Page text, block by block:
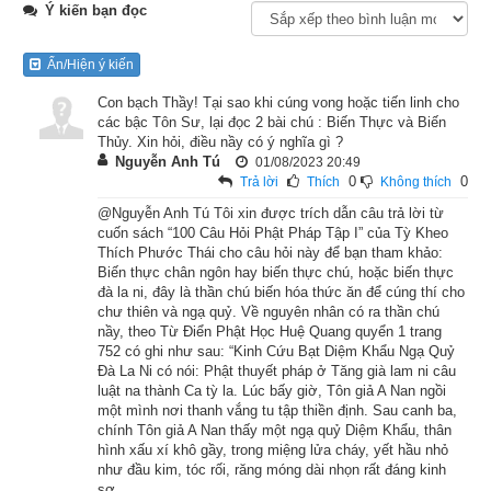
Lúc đức Phật còn tại thế thường hay có nhiều vị vua chúa, đại
Thế Tôn từ bi, muốn cho chúng sinh nào cũng có thể gieo
trồng phúc điền.
Một hôm, đức Phật nhận lời mời của long vương A Nậu Đạt,
đưa 500 vị đệ tử đến long cung cho long vương được dịp
cúng dường.
Long cung của A Nậu Đạt thật là huy hoàng tráng lệ, ngay
trước cung điện có một cái ao nước cũng gọi tên là ao A Nậu
Đạt. Nước ao thanh tịnh trong mát, không khác gì nước tám
công đức trong ao thất bảo của thế giới Cực Lạc phương tây.
Người nào có nhân duyên uống được một giọt nước ao này
liền có thể biết được mọi sự việc đã xảy ra trong nhiều kiếp
trước của mình, và cũng có thể chứng nhập vào cảnh giới
của thánh nhân.
Ý kiến bạn đọc
Ẩn/Hiện ý kiến
Con bạch Thầy! Tại sao khi cúng vong hoặc tiến linh cho
các bậc Tôn Sư, lại đọc 2 bài chú : Biến Thực và Biến
Thủy. Xin hỏi, điều nầy có ý nghĩa gì ?
Nguyễn Anh Tú
Trả lời Thích 0 Không thích 0
01/08/2023 20:49
@Nguyễn Anh Tú Tôi xin được trích dẫn câu trả lời từ
cuốn sách “100 Câu Hỏi Phật Pháp Tập I” của Tỳ Kheo
Thích Phước Thái cho câu hỏi này để bạn tham khảo:
Biến thực chân ngôn hay biến thực chú, hoặc biến thực
đà la ni, đây là thần chú biến hóa thức ăn để cúng thí cho
chư thiên và ngạ quỷ. Về nguyên nhân có ra thần chú
nầy, theo Từ Điển Phật Học Huệ Quang quyển 1 trang
752 có ghi như sau: “Kinh Cứu Bạt Diệm Khẩu Ngạ Quỷ
Đà La Ni có nói: Phật thuyết pháp ở Tăng già lam ni câu
luật na thành Ca tỳ la. Lúc bấy giờ, Tôn giả A Nan ngồi
một mình nơi thanh vắng tu tập thiền định. Sau canh ba,
chính Tôn giả A Nan thấy một ngạ quỷ Diệm Khẩu, thân
hình xấu xí khô gầy, trong miệng lửa cháy, yết hầu nhỏ
như đầu kim, tóc rối, răng móng dài nhọn rất đáng kinh